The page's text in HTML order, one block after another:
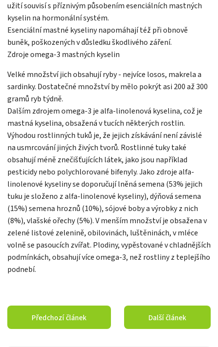
užití souvisí s příznivým působením esenciálních mastných
kyselin na hormonální systém.
Esenciální mastné kyseliny napomáhají též při obnově
buněk, poškozených v důsledku škodlivého záření.
Zdroje omega-3 mastných kyselin
Velké množství jich obsahují ryby - nejvíce losos, makrela a
sardinky. Dostatečné množství by mělo pokrýt asi 200 až 300
gramů ryb týdně.
Dalším zdrojem omega-3 je alfa-linolenová kyselina, což je
mastná kyselina, obsažená v tucích některých rostlin.
Výhodou rostlinných tuků je, že jejich získávání není závislé
na usmrcování jiných živých tvorů. Rostlinné tuky také
obsahují méně znečišťujících látek, jako jsou například
pesticidy nebo polychlorované bifenyly. Jako zdroje alfa-
linolenové kyseliny se doporučují lněná semena (53% jejich
tuku je složeno z alfa-linolenové kyseliny), dýňová semena
(15%) semena hroznů (10%), sójové boby a výrobky z nich
(8%), vlašské ořechy (5%). V menším množství je obsažena v
zelené listové zelenině, obilovinách, luštěninách, v mléce
volně se pasoucích zvířat. Plodiny, vypěstované v chladnějších
podmínkách, obsahují více omega-3, než rostliny z teplejšího
podnebí.
Předchozí článek Další článek